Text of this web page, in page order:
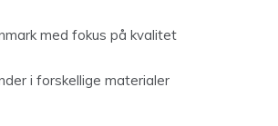
med fokus på kvalitet
i forskellige materialer